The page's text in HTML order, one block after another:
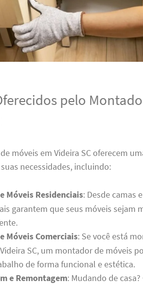
pelo
móveis em Videira SC oferecem
necessidades, incluindo:
Móveis Residenciais: Desde camas
garantem que seus móveis sejam
Móveis Comerciais: Se você está
SC, um montador de móveis
de forma funcional e estética.
e Remontagem: Mudando de